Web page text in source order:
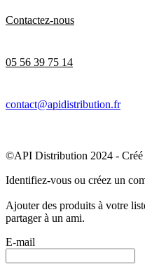
Contactez-nous
05 56 39 75 14
contact@apidistribution.fr
©API Distribution 2024 - Créé
Identifiez-vous ou créez un
Ajouter des produits à votre
partager à un ami.
E-mail